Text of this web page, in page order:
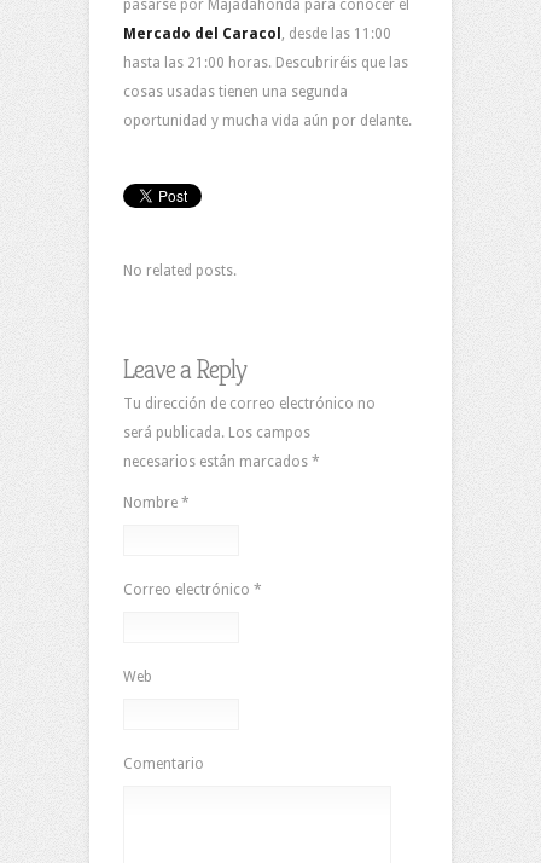
pasarse por Majadahonda para conocer el
Mercado del Caracol , desde las 11:00
hasta las 21:00 horas. Descubriréis que las
cosas usadas tienen una segunda
oportunidad y mucha vida aún por delante.
No related posts.
Leave a Reply
Tu dirección de correo electrónico no
será publicada. Los campos
necesarios están marcados *
Nombre *
Correo electrónico *
Web
Comentario